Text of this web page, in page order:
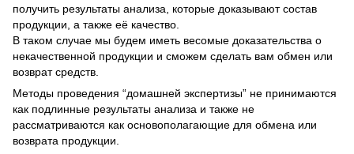
получить результаты анализа, которые доказывают состав
продукции, а также её качество.
В таком случае мы будем иметь весомые доказательства о
некачественной продукции и сможем сделать вам обмен или
возврат средств.
Методы проведения “домашней экспертизы” не принимаются
как подлинные результаты анализа и также не
рассматриваются как основополагающие для обмена или
возврата продукции.